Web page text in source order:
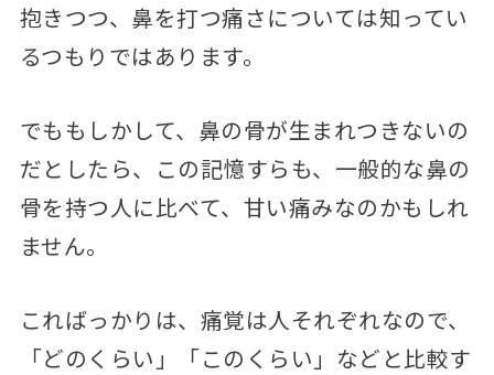
抱きつつ、鼻を打つ痛さについては知ってい
るつもりではあります。
でももしかして、鼻の骨が生まれつきないの
だとしたら、この記憶すらも、一般的な鼻の
骨を持つ人に比べて、甘い痛みなのかもしれ
ません。
こればっかりは、痛覚は人それぞれなので、
「どのくらい」「このくらい」などと比較す